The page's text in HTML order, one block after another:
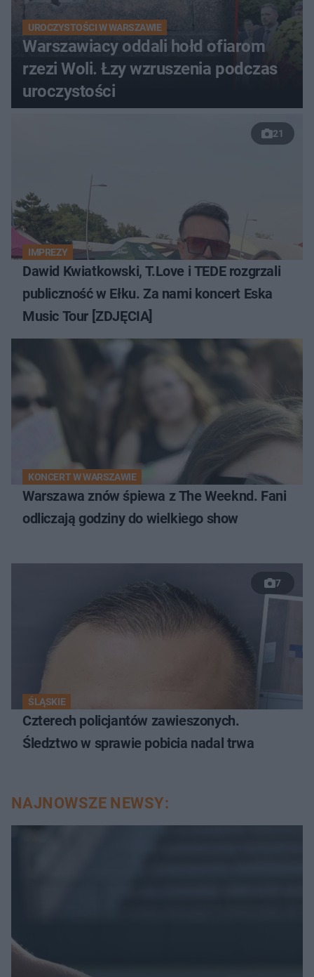
UROCZYSTOŚCI W WARSZAWIE
Warszawiacy oddali hołd ofiarom
rzezi Woli. Łzy wzruszenia podczas
uroczystości
21
IMPREZY
Dawid Kwiatkowski, T.Love i TEDE rozgrzali
publiczność w Ełku. Za nami koncert Eska
Music Tour [ZDJĘCIA]
KONCERT W WARSZAWIE
Warszawa znów śpiewa z The Weeknd. Fani
odliczają godziny do wielkiego show
7
ŚLĄSKIE
Czterech policjantów zawieszonych.
Śledztwo w sprawie pobicia nadal trwa
NAJNOWSZE NEWSY: